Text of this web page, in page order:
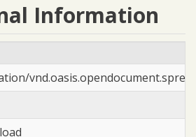
Information